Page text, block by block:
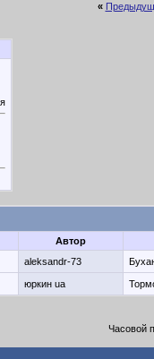
«
Автор
aleksandr-73
юркин ua
Часовой